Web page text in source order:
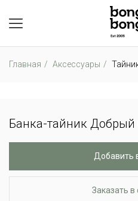
Главная Аксессуары
Банка-тайник Добрый
Добавить
Заказать в